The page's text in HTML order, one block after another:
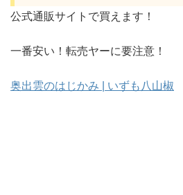
公式通販サイトで買えます！
一番安い！転売ヤーに要注意！
奥出雲のはじかみ | いずも八山椒